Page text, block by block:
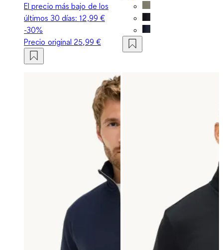
El precio más bajo de los
últimos 30 días:12,99 €
-30%
Precio original 25,99 €